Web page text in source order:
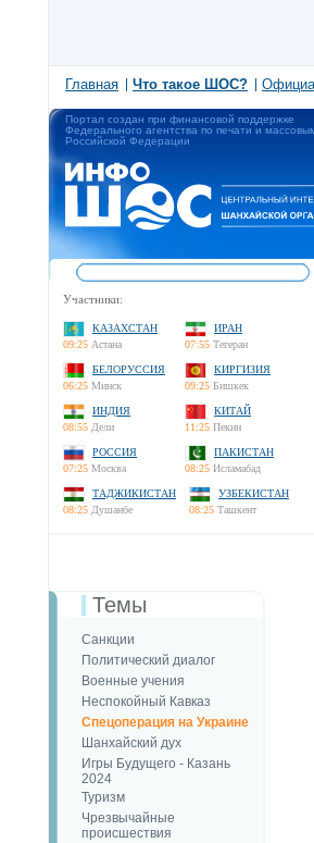
Главная Что такое ШОС?
Портал создан при финансовой поддержке
Федерального агентства по печати и
Российской Федерации
Участники:
КАЗАХСТАН
09:25 Астана
ИРАН
07:55 Тегеран
БЕЛОРУССИЯ
06:25 Минск
КИРГИЗИЯ
09:25 Бишкек
ИНДИЯ
08:55 Дели
КИТАЙ
11:25 Пекин
РОССИЯ
07:25 Москва
ПАКИСТАН
08:25 Исламабад
ТАДЖИКИСТАН
08:25 Душанбе
УЗБЕКИСТАН
08:25 Ташкент
Темы
Санкции
Политический диалог
Военные учения
Неспокойный Кавказ
Спецоперация на Украине
Шанхайский дух
Игры Будущего - Казань
2024
Туризм
Чрезвычайные
происшествия